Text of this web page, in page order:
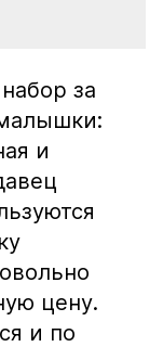
за
и
цену.
и по